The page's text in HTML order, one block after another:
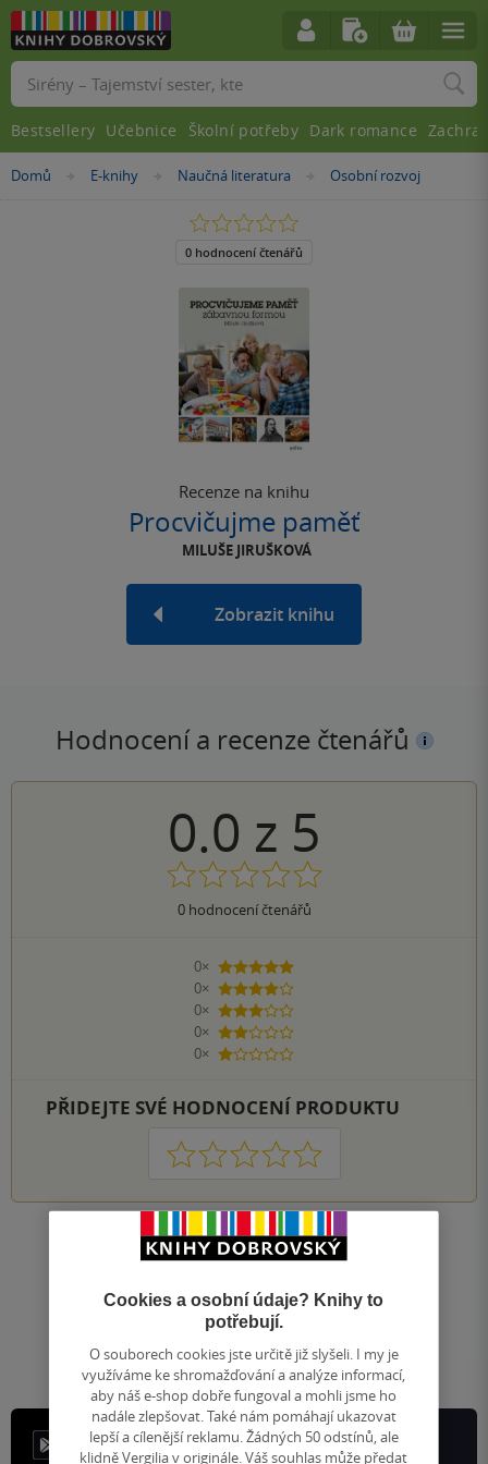
Nacházíte
Domů »
E-knihy »
Naučná literatura »
Osobní rozvoj
Recenze na knihu
Procvičujme paměť
MILUŠE JIRUŠKOVÁ
Zobrazit knihu
0.0
z
5
0 hodnocení čtenářů
Hodnocení a recenze čtenářů
0.0 z 5
0hodnocení čtenářů
0×
5 hvězdiček
0×
4 hvězdičky
0×
3 hvězdičky
0×
2 hvězdičky
0×
1 hvezdička
PŘIDEJTE SVÉ HODNOCENÍ PRODUKTU
1 2 3 4 5
Nahoru
1
Přejít
stránku
/ 1
Vyhledávání
Bestsellery Učebnice Školní potřeby Dark romance
Cookies a osobní údaje? Knihy to
potřebují.
O souborech cookies jste určitě již slyšeli. I my je
využíváme ke shromažďování a analýze informací,
aby náš e-shop dobře fungoval a mohli jsme ho
nadále zlepšovat. Také nám pomáhají ukazovat
lepší a cílenější reklamu. Žádných 50 odstínů, ale
klidně Vergilia v originále. Váš souhlas může předat